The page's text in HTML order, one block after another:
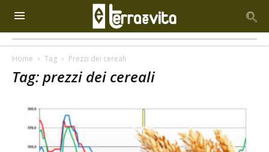
Home Tag Prezzi dei cereali
Tag: prezzi dei cereali